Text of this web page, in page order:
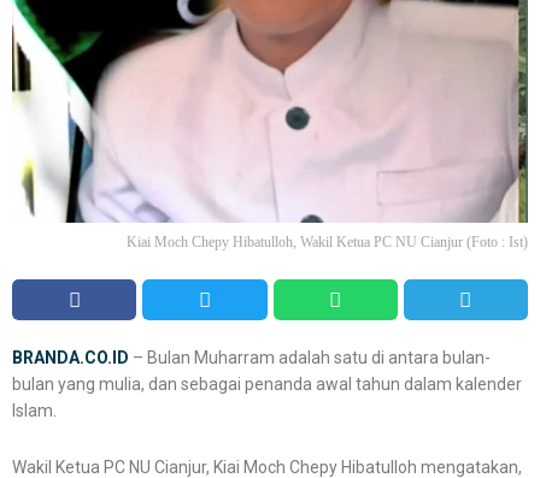
Kiai Moch Chepy Hibatulloh, Wakil Ketua PC NU Cianjur (Foto : Ist)
BRANDA.CO.ID – Bulan Muharram adalah satu di antara bulan-
bulan yang mulia, dan sebagai penanda awal tahun dalam kalender
Islam.
Wakil Ketua PC NU Cianjur, Kiai Moch Chepy Hibatulloh mengatakan,